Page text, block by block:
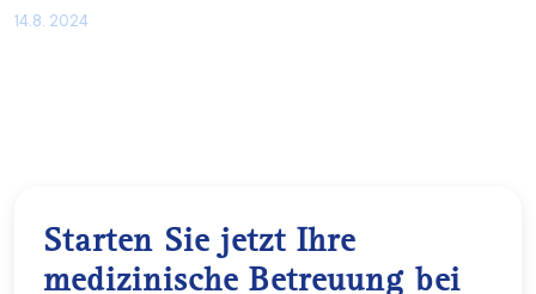
14.8. 2024
Starten Sie jetzt Ihre
medizinische Betreuung bei